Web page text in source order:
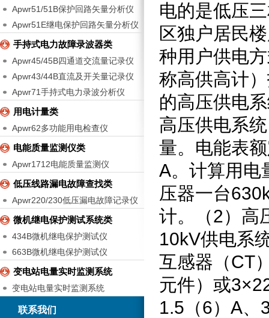
Apwr51/51B保护回路矢量分析仪
Apwr51E继电保护回路矢量分析仪
手持式电力故障录波器类
Apwr45/45B四通道交流量记录仪
Apwr43/44B直流及开关量记录仪
Apwr71手持式电力录波分析仪
用电计量类
Apwr62多功能用电检查仪
电能质量监测仪类
Apwr1712电能质量监测仪
低压线路漏电故障查找类
Apwr220/230低压漏电故障记录仪
微机继电保护测试系统类
434B微机继电保护测试仪
663B微机继电保护测试仪
变电站电量实时监测系统
变电站电量实时监测系统
联系我们
电的是低压
区独户居民
种用户供电
称高供高计
的高压供电
高压供电系
量。电能表
A。计算用电
压器一台
计。（2）高
10kV供电系
互感器（CT
元件）或3×
1.5 （6） A、